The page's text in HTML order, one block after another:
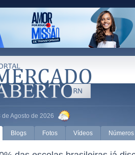
Agosto de 2026
Blogs Fotos Vídeos Números